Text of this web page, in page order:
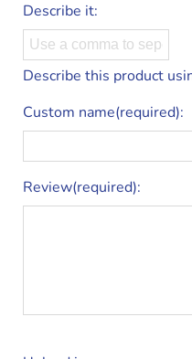
Describe it:
Describe this product
Custom name(required):
Review(required):